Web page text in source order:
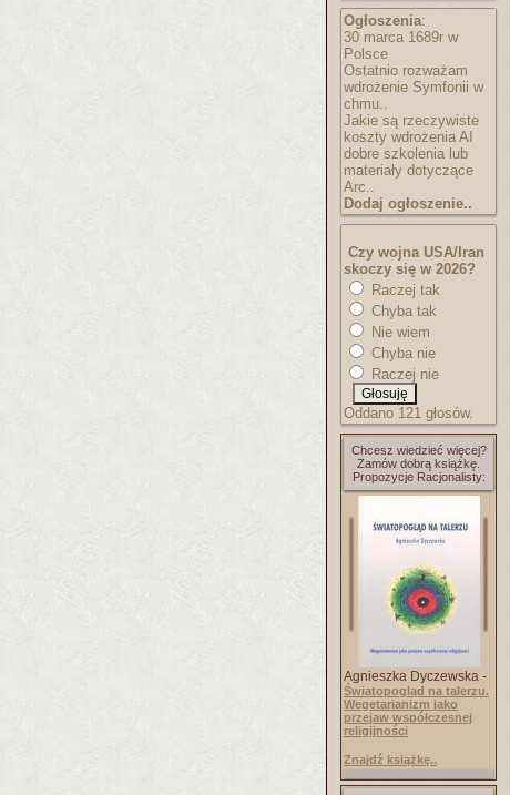
Ogłoszenia:
30 marca 1689r w
Polsce
Ostatnio rozważam
wdrożenie Symfonii w
chmu..
Jakie są rzeczywiste
koszty wdrożenia AI
dobre szkolenia lub
materiały dotyczące
Arc..
Dodaj ogłoszenie..
Czy wojna USA/Iran
skoczy się w 2026?
Raczej tak
Chyba tak
Nie wiem
Chyba nie
Raczej nie
Oddano 121 głosów.
Chcesz wiedzieć więcej?
Zamów dobrą książkę.
Propozycje Racjonalisty:
Agnieszka Dyczewska -
Światopogląd na talerzu.
Wegetarianizm jako
przejaw współczesnej
religijności
Znajdź książkę..